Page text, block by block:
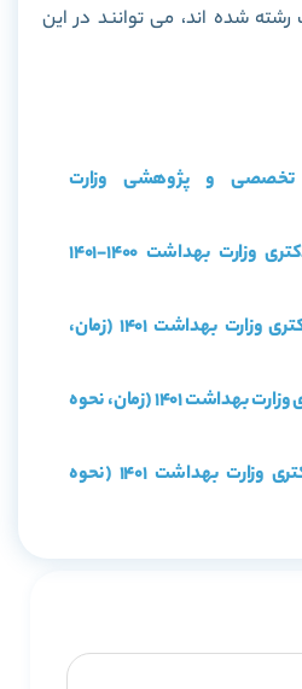
شده اند، مى توانند در این
تخصصی و پژوهشی وزارت
ظرفیت پذیرش دکتری وزارت بهداشت 1400-1401
ثبت نام آزمون دکتری وزارت بهداشت 1401 (زمان،
انتخاب رشته دکتری وزارت بهداشت 1401 (زمان، نحوه
تکمیل ظرفیت دکتری وزارت بهداشت 1401 (نحوه